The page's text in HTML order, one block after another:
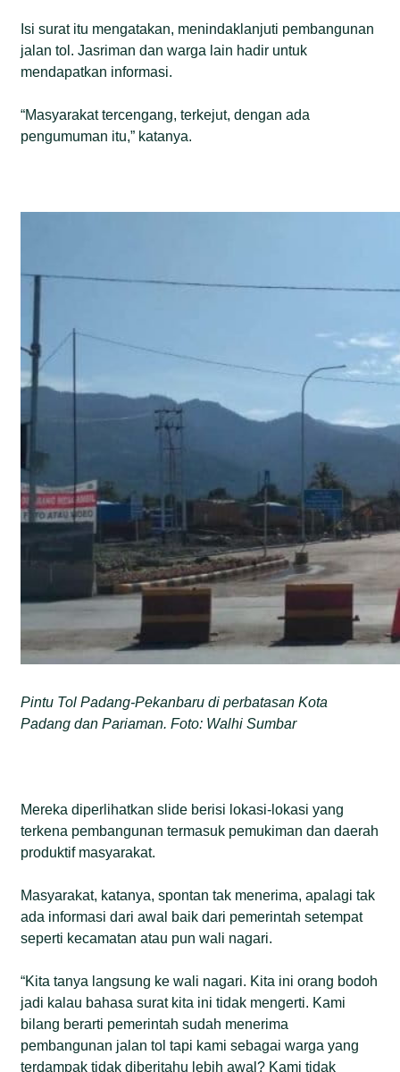
Isi surat itu mengatakan, menindaklanjuti pembangunan
jalan tol. Jasriman dan warga lain hadir untuk
mendapatkan informasi.
“Masyarakat tercengang, terkejut, dengan ada
pengumuman itu,” katanya.
Pintu Tol Padang-Pekanbaru di perbatasan Kota
Padang dan Pariaman. Foto: Walhi Sumbar
Mereka diperlihatkan slide berisi lokasi-lokasi yang
terkena pembangunan termasuk pemukiman dan daerah
produktif masyarakat.
Masyarakat, katanya, spontan tak menerima, apalagi tak
ada informasi dari awal baik dari pemerintah setempat
seperti kecamatan atau pun wali nagari.
“Kita tanya langsung ke wali nagari. Kita ini orang bodoh
jadi kalau bahasa surat kita ini tidak mengerti. Kami
bilang berarti pemerintah sudah menerima
pembangunan jalan tol tapi kami sebagai warga yang
terdampak tidak diberitahu lebih awal? Kami tidak